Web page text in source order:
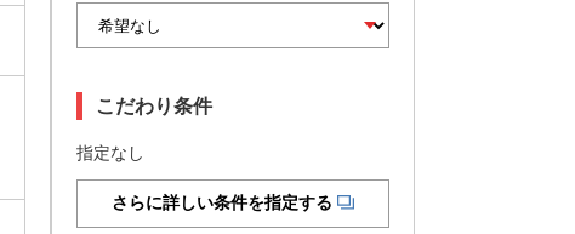
こだわり条件
指定なし
さらに詳しい条件を指定する